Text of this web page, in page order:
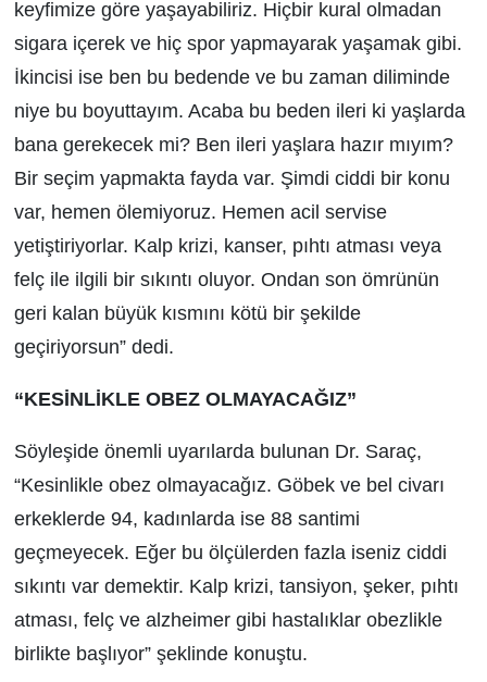
keyfimize göre yaşayabiliriz. Hiçbir kural olmadan
sigara içerek ve hiç spor yapmayarak yaşamak gibi.
İkincisi ise ben bu bedende ve bu zaman diliminde
niye bu boyuttayım. Acaba bu beden ileri ki yaşlarda
bana gerekecek mi? Ben ileri yaşlara hazır mıyım?
Bir seçim yapmakta fayda var. Şimdi ciddi bir konu
var, hemen ölemiyoruz. Hemen acil servise
yetiştiriyorlar. Kalp krizi, kanser, pıhtı atması veya
felç ile ilgili bir sıkıntı oluyor. Ondan son ömrünün
geri kalan büyük kısmını kötü bir şekilde
geçiriyorsun” dedi.
“KESİNLİKLE OBEZ OLMAYACAĞIZ”
Söyleşide önemli uyarılarda bulunan Dr. Saraç,
“Kesinlikle obez olmayacağız. Göbek ve bel civarı
erkeklerde 94, kadınlarda ise 88 santimi
geçmeyecek. Eğer bu ölçülerden fazla iseniz ciddi
sıkıntı var demektir. Kalp krizi, tansiyon, şeker, pıhtı
atması, felç ve alzheimer gibi hastalıklar obezlikle
birlikte başlıyor” şeklinde konuştu.